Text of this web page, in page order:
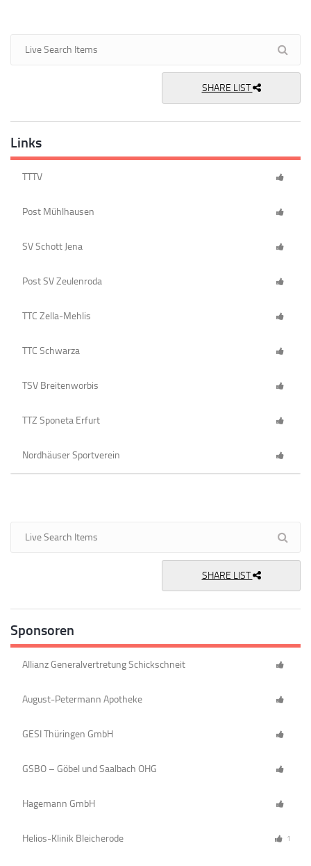
SHARE LIST
Links
TTTV
Post Mühlhausen
SV Schott Jena
Post SV Zeulenroda
TTC Zella-Mehlis
TTC Schwarza
TSV Breitenworbis
TTZ Sponeta Erfurt
Nordhäuser Sportverein
SHARE LIST
Sponsoren
Allianz Generalvertretung Schickschneit
August-Petermann Apotheke
GESI Thüringen GmbH
GSBO – Göbel und Saalbach OHG
Hagemann GmbH
Helios-Klinik Bleicherode 1